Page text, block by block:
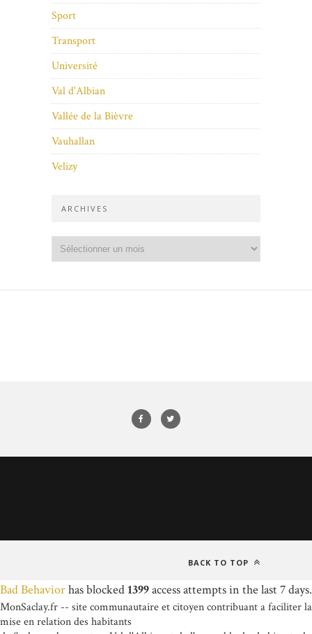
Sport
Transport
Université
Val d'Albian
Vallée de la Bièvre
Vauhallan
Velizy
ARCHIVES
BACK TO TOP
Bad Behaviorhas blocked1399access attempts in the last 7 days.
MonSaclay.fr -- site communautaire et citoyen contribuant a faciliter la
mise en relation des habitants